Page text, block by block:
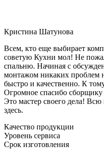
Кристина Шатунова
Всем, кто еще выбирает
советую Кухни мол! Не
спальню. Начиная с
монтажом никаких проблем
быстро и качественно. К
Огромное спасибо сборщику
Это мастер своего дела! Всю
здесь.
Качество продукции
Уровень сервиса
Срок изготовления